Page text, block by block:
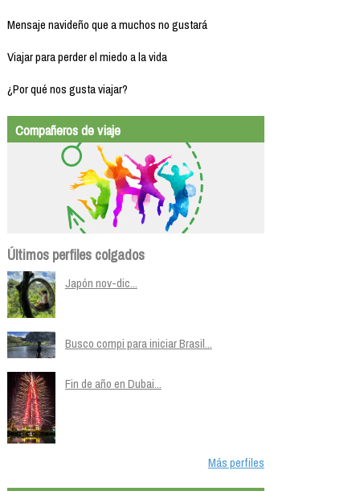
Mensaje navideño que a muchos no gustará
Viajar para perder el miedo a la vida
¿Por qué nos gusta viajar?
Compañeros de viaje
Últimos perfiles colgados
Japón nov-dic...
Busco compi para iniciar Brasil...
Fin de año en Dubai...
Más perfiles